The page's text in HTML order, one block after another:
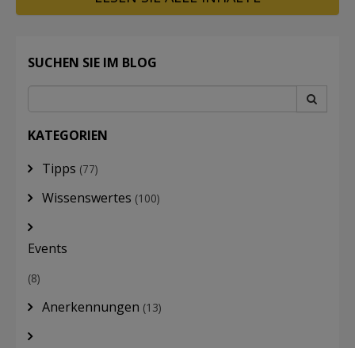
SUCHEN SIE IM BLOG
KATEGORIEN
Tipps (77)
Wissenswertes (100)
Events
(8)
Anerkennungen (13)